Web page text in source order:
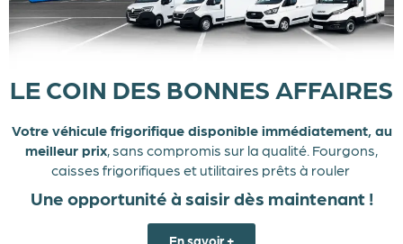
LE COIN DES BONNES AFFAIRES
Votre véhicule frigorifique disponible immédiatement, au
meilleur prix , sans compromis sur la qualité. Fourgons,
caisses frigorifiques et utilitaires prêts à rouler
Une opportunité à saisir dès maintenant !
En savoir +